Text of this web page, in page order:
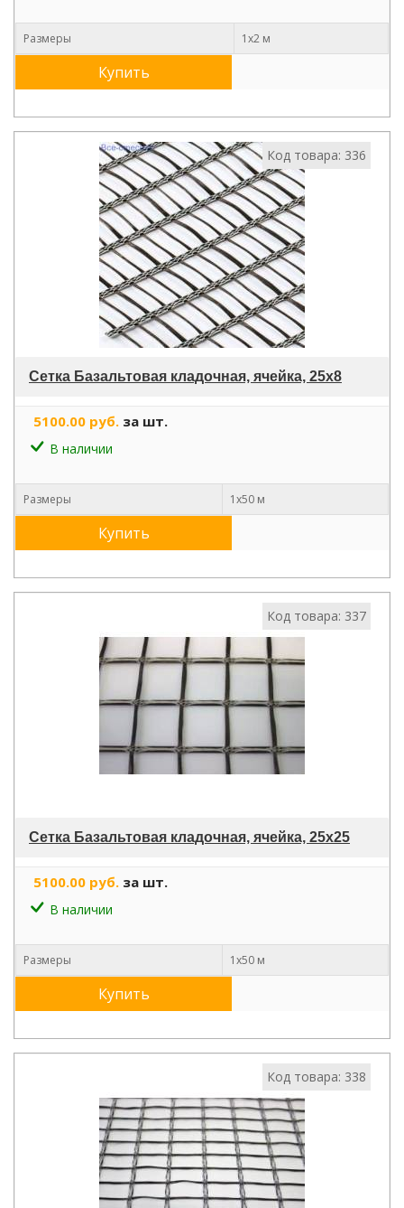
Размеры 1х2 м
Купить
Код товара: 336
Сетка Базальтовая кладочная, ячейка, 25х8
5100.00 руб. за шт.
В наличии
Размеры 1х50 м
Купить
Код товара: 337
Сетка Базальтовая кладочная, ячейка, 25х25
5100.00 руб. за шт.
В наличии
Размеры 1х50 м
Купить
Код товара: 338